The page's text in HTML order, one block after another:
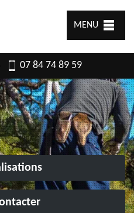
MENU
07 84 74 89 59